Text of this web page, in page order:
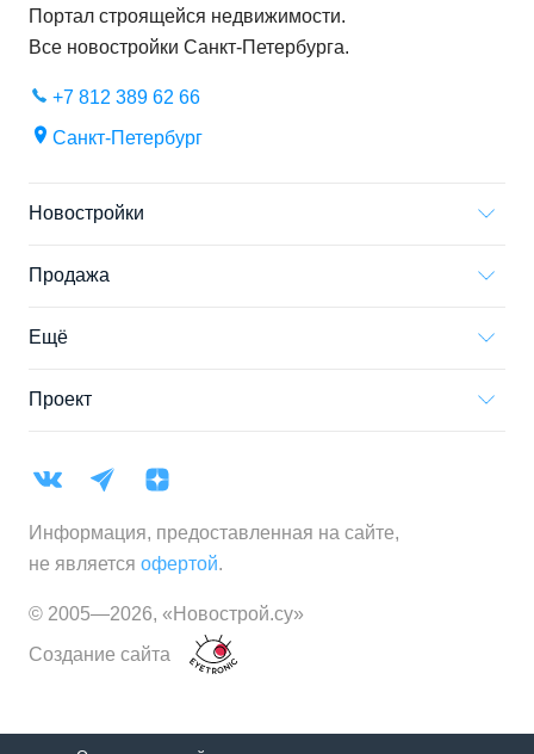
Портал строящейся недвижимости.
Все новостройки Санкт-Петербурга.
+7 812 389 62 66
Санкт-Петербург
Новостройки
Продажа
Ещё
Проект
Информация, предоставленная на сайте,
не является офертой.
© 2005—2026, «Новострой.су»
Создание сайта